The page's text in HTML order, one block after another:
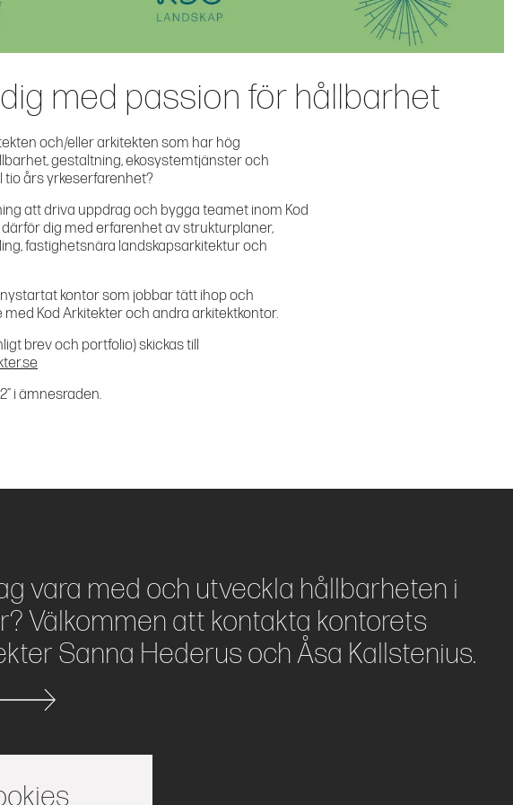
med passion för hållbarhet
och/eller arkitekten som har hög
gestaltning, ekosystemtjänster och
tio års yrkeserfarenhet?
att driva uppdrag och bygga teamet inom Kod
dig med erfarenhet av strukturplaner,
fastighetsnära landskapsarkitektur och
kontor som jobbar tätt ihop och
Kod Arkitekter och andra arkitektkontor.
brev och portfolio) skickas till
i ämnesraden.
vara med och utveckla hållbarheten i
Välkommen att kontakta kontorets
Sanna Hederus och Åsa Kallstenius.